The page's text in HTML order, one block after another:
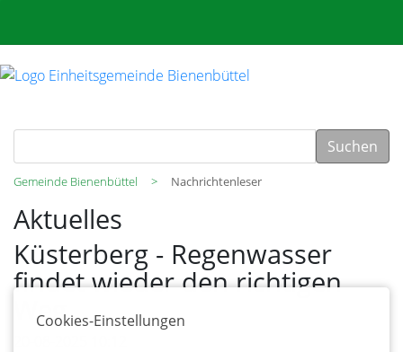
Suchen
Gemeinde Bienenbüttel Nachrichtenleser
Aktuelles
Küsterberg - Regenwasser
findet wieder den richtigen
Weg
Cookies-Einstellungen